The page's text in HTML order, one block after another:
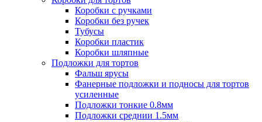
Коробки с ручками
Коробки без ручек
Тубусы
Коробки пластик
Коробки шляпные
Подложки для тортов
Фальш ярусы
Фанерные подложки и подносы для тортов
усиленные
Подложки тонкие 0.8мм
Подложки среднии 1.5мм